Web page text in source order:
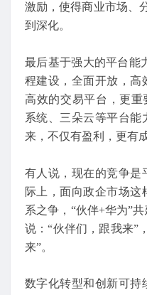
激励，使得商业市场、
到深化。
最后基于强大的平台能
程建设，全面开放，高
高效的交易平台，更重
系统、三朵云等平台能
来，不仅有盈利，更有
有人说，现在的竞争是
际上，面向政企市场这
系之争，“伙伴+华为”
说：“伙伴们，跟我来”
来”。
数字化转型和创新可持